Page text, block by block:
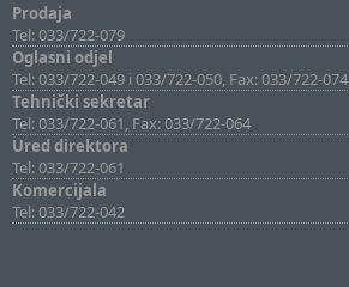
Prodaja
Tel: 033/722-079
Oglasni odjel
Tel: 033/722-049 i 033/722-050, Fax: 033/722-074
Tehnički sekretar
Tel: 033/722-061, Fax: 033/722-064
Ured direktora
Tel: 033/722-061
Komercijala
Tel: 033/722-042